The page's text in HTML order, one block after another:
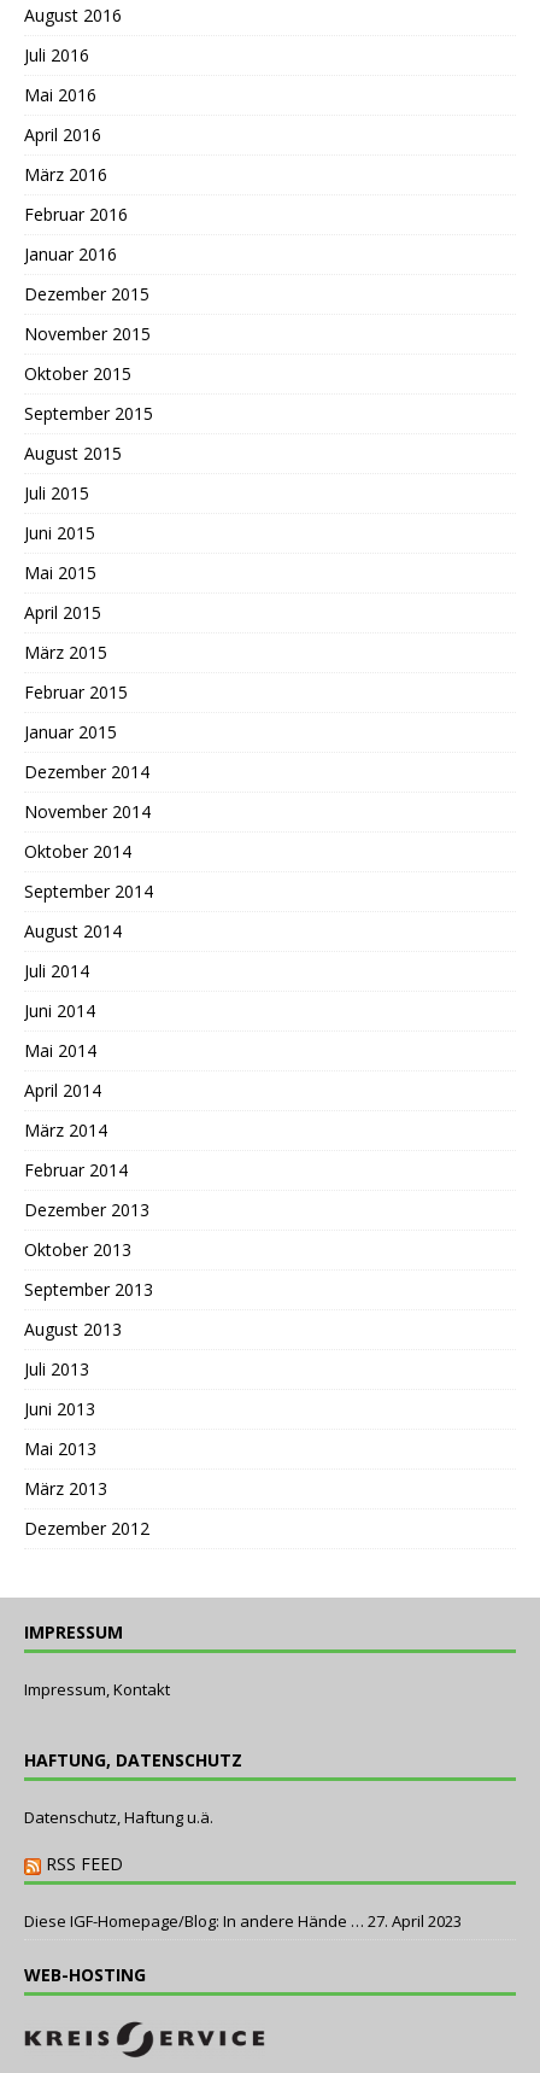
August 2016
Juli 2016
Mai 2016
April 2016
März 2016
Februar 2016
Januar 2016
Dezember 2015
November 2015
Oktober 2015
September 2015
August 2015
Juli 2015
Juni 2015
Mai 2015
April 2015
März 2015
Februar 2015
Januar 2015
Dezember 2014
November 2014
Oktober 2014
September 2014
August 2014
Juli 2014
Juni 2014
Mai 2014
April 2014
März 2014
Februar 2014
Dezember 2013
Oktober 2013
September 2013
August 2013
Juli 2013
Juni 2013
Mai 2013
März 2013
Dezember 2012
IMPRESSUM
Impressum, Kontakt
HAFTUNG, DATENSCHUTZ
Datenschutz, Haftung u.ä.
RSS FEED
Diese IGF-Homepage/Blog: In andere Hände … 27. April 2023
WEB-HOSTING